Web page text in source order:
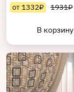
от 1332₽ 1931₽
В корзину